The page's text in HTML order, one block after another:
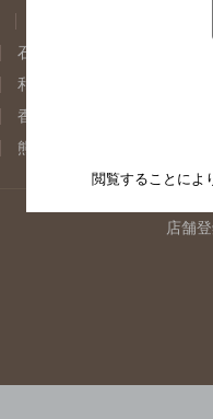
埼
石川県のバー検索
和歌山県のバー検索
香川県のバー検索
熊本県のバー検索
店舗
閲覧することによ